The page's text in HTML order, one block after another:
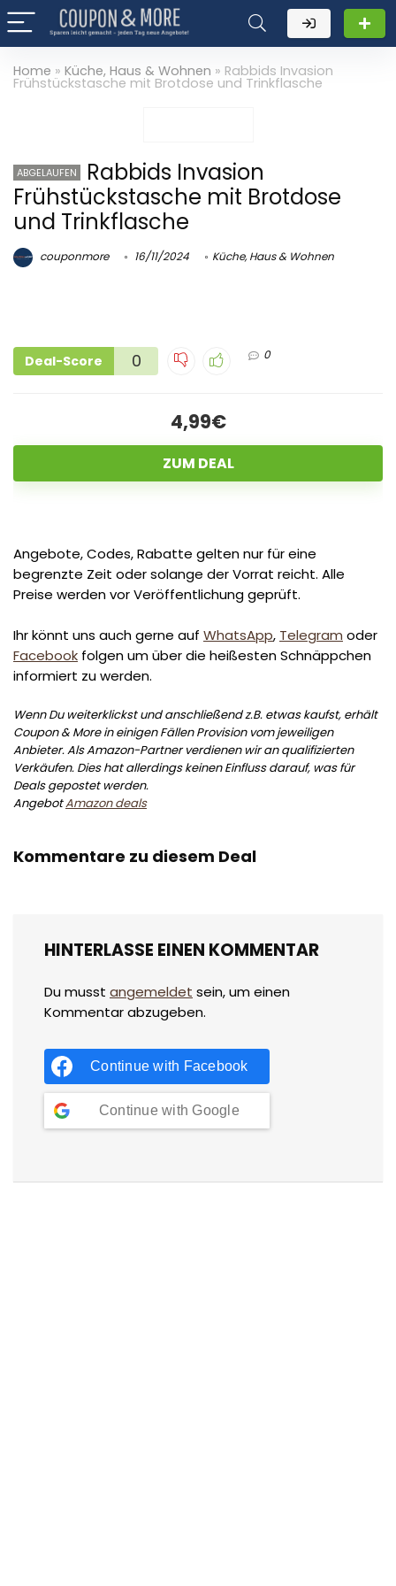
Home » Küche, Haus & Wohnen » Rabbids Invasion
Frühstückstasche mit Brotdose und Trinkflasche
ABGELAUFEN
Rabbids Invasion
Frühstückstasche mit Brotdose
und Trinkflasche
couponmore 16/11/2024 Küche, Haus & Wohnen
Deal-Score 0 0
4,99€
ZUM DEAL
Angebote, Codes, Rabatte gelten nur für eine
begrenzte Zeit oder solange der Vorrat reicht. Alle
Preise werden vor Veröffentlichung geprüft.
Ihr könnt uns auch gerne auf WhatsApp, Telegram oder
Facebook folgen um über die heißesten Schnäppchen
informiert zu werden.
Wenn Du weiterklickst und anschließend z.B. etwas kaufst, erhält
Coupon & More in einigen Fällen Provision vom jeweiligen
Anbieter. Als Amazon-Partner verdienen wir an qualifizierten
Verkäufen. Dies hat allerdings keinen Einfluss darauf, was für
Deals gepostet werden.
AngebotAmazon deals
Kommentare zu diesem Deal
HINTERLASSE EINEN KOMMENTAR
Du musst angemeldet sein, um einen
Kommentar abzugeben.
Continue with Facebook
Continue with Google